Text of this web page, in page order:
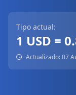
Tipo actual:
1 USD =
Actualizado: 07